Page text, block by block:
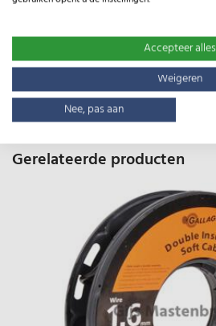
MBS800
2.80kg
Gerelateerde producten
Accepteer alles
Weigeren
Nee, pas aan